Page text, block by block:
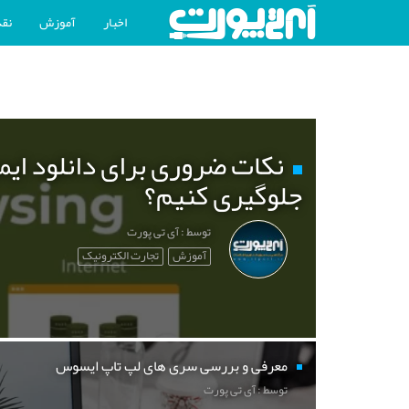
اخبار آموزش
نکات ضروری برای دانلود
جلوگیری کنیم؟
توسط : آی تی پورت
آموزش تجارت الکترونیک
معرفی و بررسی سری های لپ تاپ ایسوس
توسط : آی تی پورت